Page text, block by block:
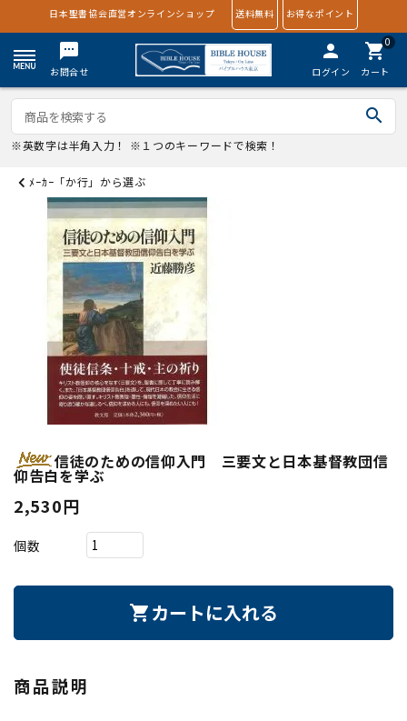
日本聖書協会直営オンラインショップ 送料無料 お得なポイント
textsms
お問合せ
person
ログイン
0
shopping_cart
カート
search
※英数字は半角入力！ ※１つのキーワードで検索！
ﾒｰｶｰ「か行」から選ぶ
信徒のための信仰入門 三要文と日本基督教団信
仰告白を学ぶ
2,530円
個数
shopping_cart カートに入れる
商品説明